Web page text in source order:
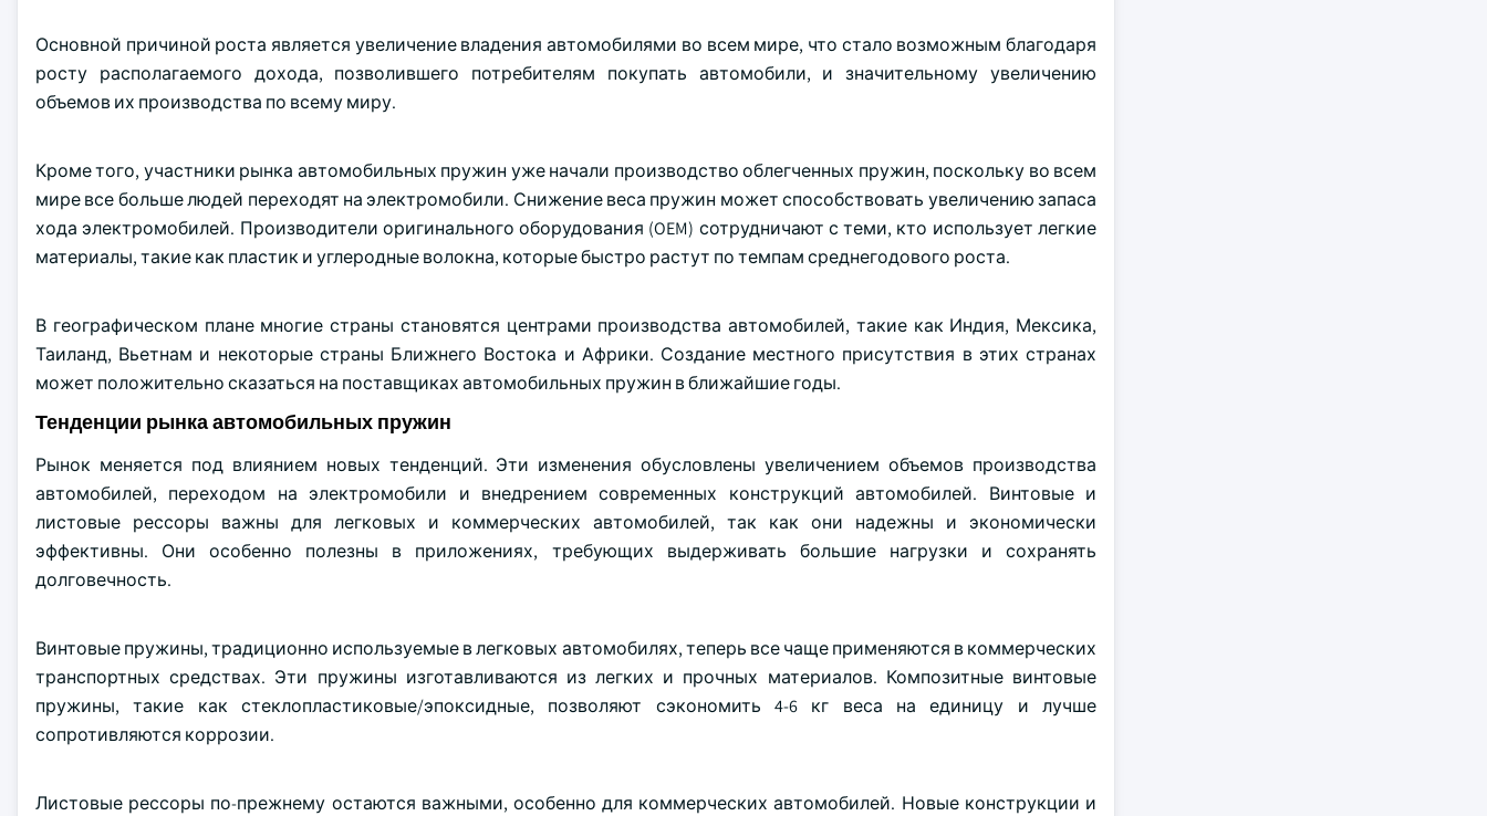
Основной причиной роста является увеличение владения автомобилями во всем мире, что стало возможным благодаря
росту располагаемого дохода, позволившего потребителям покупать автомобили, и значительному увеличению
объемов их производства по всему миру.
Кроме того, участники рынка автомобильных пружин уже начали производство облегченных пружин, поскольку во всем
мире все больше людей переходят на электромобили. Снижение веса пружин может способствовать увеличению запаса
хода электромобилей. Производители оригинального оборудования (OEM) сотрудничают с теми, кто использует легкие
материалы, такие как пластик и углеродные волокна, которые быстро растут по темпам среднегодового роста.
В географическом плане многие страны становятся центрами производства автомобилей, такие как Индия, Мексика,
Таиланд, Вьетнам и некоторые страны Ближнего Востока и Африки. Создание местного присутствия в этих странах
может положительно сказаться на поставщиках автомобильных пружин в ближайшие годы.
Тенденции рынка автомобильных пружин
Рынок меняется под влиянием новых тенденций. Эти изменения обусловлены увеличением объемов производства
автомобилей, переходом на электромобили и внедрением современных конструкций автомобилей. Винтовые и
листовые рессоры важны для легковых и коммерческих автомобилей, так как они надежны и экономически
эффективны. Они особенно полезны в приложениях, требующих выдерживать большие нагрузки и сохранять
долговечность.
Винтовые пружины, традиционно используемые в легковых автомобилях, теперь все чаще применяются в коммерческих
транспортных средствах. Эти пружины изготавливаются из легких и прочных материалов. Композитные винтовые
пружины, такие как стеклопластиковые/эпоксидные, позволяют сэкономить 4-6 кг веса на единицу и лучше
сопротивляются коррозии.
Листовые рессоры по-прежнему остаются важными, особенно для коммерческих автомобилей. Новые конструкции и